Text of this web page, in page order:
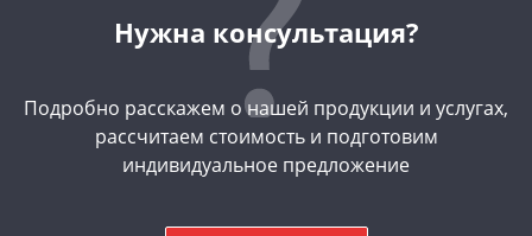
Нужна консультация?
Подробно расскажем о нашей продукции и услугах,
рассчитаем стоимость и подготовим
индивидуальное предложение